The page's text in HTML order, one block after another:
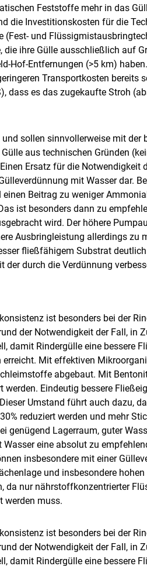
Feststoffe mehr in das
die Investitionskosten für die
(Fest- und
die ihre Gülle ausschließlich auf
Hof-Entfernungen (>5 km)
Transportkosten bereits
dass es das zugekaufte Stroh
sollen sinnvollerweise mit der
aus technischen Gründen
Ersatz für die Notwendigkeit
mit Wasser dar.
Beitrag zu weniger
ist besonders dann zu
wird. Der höhere
Ausbringleistung allerdings zu
fließfähigem Substrat
der durch die Verdünnung
ist besonders bei der
der Notwendigkeit der Fall, in
damit Rindergülle eine bessere
Mit effektiven
abgebaut. Mit
werden. Eindeutig bessere
Umstand führt auch dazu,
reduziert werden und mehr
genügend Lagerraum, guter
eine absolut zu
insbesondere mit einer
und insbesondere
da nur nährstoffkonzentrierter
werden muss.
ist besonders bei der
der Notwendigkeit der Fall, in
damit Rindergülle eine bessere